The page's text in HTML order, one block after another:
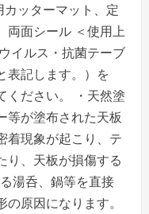
ッターマット、定
両面シール ＜使用上
イルス・抗菌テーブ
表記します。）を
ください。 ・天然塗
等が塗布された天板
着現象が起こり、テ
り、天板が損傷する
湯呑、鍋等を直接
原因になります。